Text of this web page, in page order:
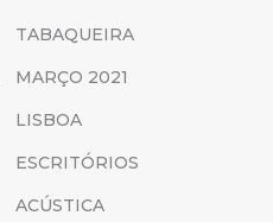
TABAQUEIRA
MARÇO 2021
LISBOA
ESCRITÓRIOS
ACÚSTICA